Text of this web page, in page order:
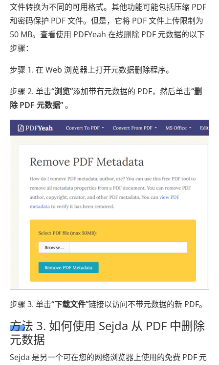
文件转换为不同的可用格式。其他功能可能包括压缩 PDF
和密码保护 PDF 文件。但是，它将 PDF 文件上传限制为
50 MB。查看使用 PDFYeah 在线删除 PDF 元数据的以下
步骤：
步骤 1. 在 Web 浏览器上打开元数据删除程序。
步骤 2. 单击“浏览”添加带有元数据的 PDF，然后单击“删
除 PDF 元数据”。
步骤 3. 单击“下载文件”链接以访问不带元数据的新 PDF。
方法 3. 如何使用 Sejda 从 PDF 中删除
元数据
Sejda 是另一个可在您的网络浏览器上使用的免费 PDF 元